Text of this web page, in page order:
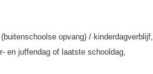
opvang) / kinderdagverblijf,
en juffendag of laatste schooldag,